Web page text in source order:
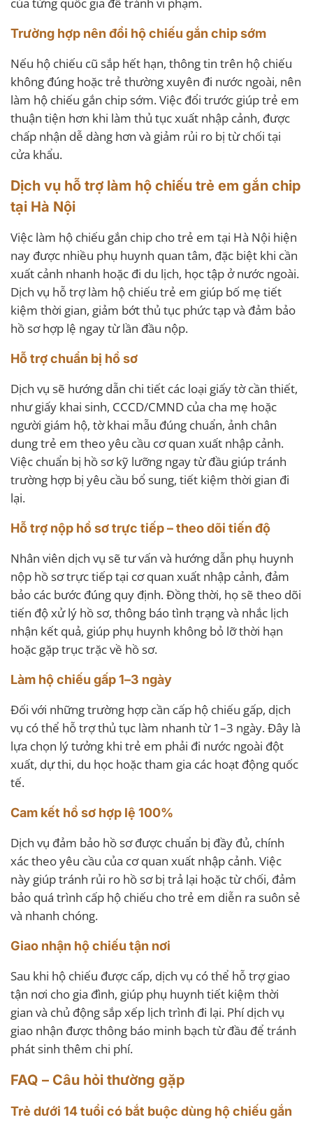
Trường hợp nên đổi hộ chiếu gắn chip sớm
Nếu hộ chiếu cũ sắp hết hạn, thông tin trên hộ chiếu
không đúng hoặc trẻ thường xuyên đi nước ngoài, nên
làm hộ chiếu gắn chip sớm. Việc đổi trước giúp trẻ em
thuận tiện hơn khi làm thủ tục xuất nhập cảnh, được
chấp nhận dễ dàng hơn và giảm rủi ro bị từ chối tại
cửa khẩu.
Dịch vụ hỗ trợ làm hộ chiếu trẻ em gắn chip
tại Hà Nội
Việc làm hộ chiếu gắn chip cho trẻ em tại Hà Nội hiện
nay được nhiều phụ huynh quan tâm, đặc biệt khi cần
xuất cảnh nhanh hoặc đi du lịch, học tập ở nước ngoài.
Dịch vụ hỗ trợ làm hộ chiếu trẻ em giúp bố mẹ tiết
kiệm thời gian, giảm bớt thủ tục phức tạp và đảm bảo
hồ sơ hợp lệ ngay từ lần đầu nộp.
Hỗ trợ chuẩn bị hồ sơ
Dịch vụ sẽ hướng dẫn chi tiết các loại giấy tờ cần thiết,
như giấy khai sinh, CCCD/CMND của cha mẹ hoặc
người giám hộ, tờ khai mẫu đúng chuẩn, ảnh chân
dung trẻ em theo yêu cầu cơ quan xuất nhập cảnh.
Việc chuẩn bị hồ sơ kỹ lưỡng ngay từ đầu giúp tránh
trường hợp bị yêu cầu bổ sung, tiết kiệm thời gian đi
lại.
Hỗ trợ nộp hồ sơ trực tiếp – theo dõi tiến độ
Nhân viên dịch vụ sẽ tư vấn và hướng dẫn phụ huynh
nộp hồ sơ trực tiếp tại cơ quan xuất nhập cảnh, đảm
bảo các bước đúng quy định. Đồng thời, họ sẽ theo dõi
tiến độ xử lý hồ sơ, thông báo tình trạng và nhắc lịch
nhận kết quả, giúp phụ huynh không bỏ lỡ thời hạn
hoặc gặp trục trặc về hồ sơ.
Làm hộ chiếu gấp 1–3 ngày
Đối với những trường hợp cần cấp hộ chiếu gấp, dịch
vụ có thể hỗ trợ thủ tục làm nhanh từ 1–3 ngày. Đây là
lựa chọn lý tưởng khi trẻ em phải đi nước ngoài đột
xuất, dự thi, du học hoặc tham gia các hoạt động quốc
tế.
Cam kết hồ sơ hợp lệ 100%
Dịch vụ đảm bảo hồ sơ được chuẩn bị đầy đủ, chính
xác theo yêu cầu của cơ quan xuất nhập cảnh. Việc
này giúp tránh rủi ro hồ sơ bị trả lại hoặc từ chối, đảm
bảo quá trình cấp hộ chiếu cho trẻ em diễn ra suôn sẻ
và nhanh chóng.
Giao nhận hộ chiếu tận nơi
Sau khi hộ chiếu được cấp, dịch vụ có thể hỗ trợ giao
tận nơi cho gia đình, giúp phụ huynh tiết kiệm thời
gian và chủ động sắp xếp lịch trình đi lại. Phí dịch vụ
giao nhận được thông báo minh bạch từ đầu để tránh
phát sinh thêm chi phí.
FAQ – Câu hỏi thường gặp
Trẻ dưới 14 tuổi có bắt buộc dùng hộ chiếu gắn